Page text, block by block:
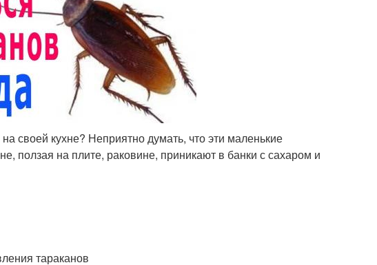
своей кухне? Неприятно думать, что эти маленькие
ползая на плите, раковине, приникают в банки с сахаром и
тараканов